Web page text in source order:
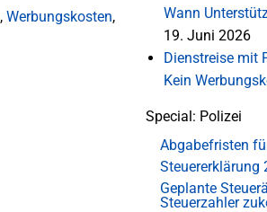
, Werbungskosten,
Wann
19. Juni 2026
Dienstreise mit
Kein
Special: Polizei
Abgabefristen
Steuererklärung
Geplante
Steuerzahler